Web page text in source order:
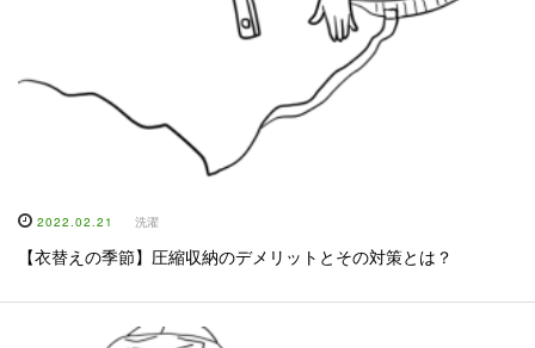
2022.02.21 洗濯
【衣替えの季節】圧縮収納のデメリットとその対策とは？